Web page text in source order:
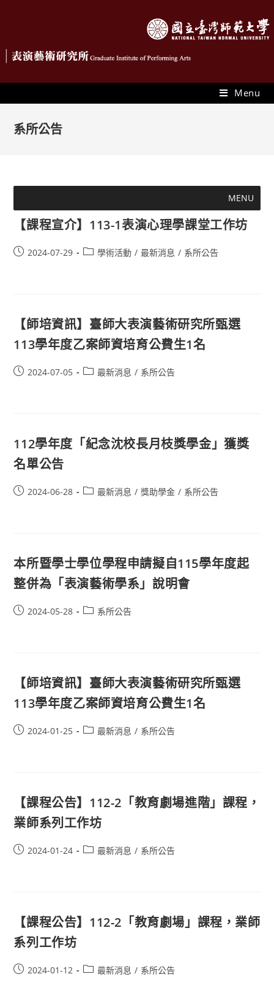
Menu
系所公告
MENU
【課程宣介】113-1表演心理學課堂工作坊
2024-07-29 學術活動 / 最新消息 / 系所公告
【師培資訊】臺師大表演藝術研究所甄選
113學年度乙案師資培育公費生1名
2024-07-05 最新消息 / 系所公告
112學年度「紀念沈校長月枝獎學金」獲獎
名單公告
2024-06-28 最新消息 / 獎助學金 / 系所公告
本所暨學士學位學程申請擬自115學年度起
整併為「表演藝術學系」說明會
2024-05-28 系所公告
【師培資訊】臺師大表演藝術研究所甄選
113學年度乙案師資培育公費生1名
2024-01-25 最新消息 / 系所公告
【課程公告】112-2「教育劇場進階」課程，
業師系列工作坊
2024-01-24 最新消息 / 系所公告
【課程公告】112-2「教育劇場」課程，業師
系列工作坊
2024-01-12 最新消息 / 系所公告